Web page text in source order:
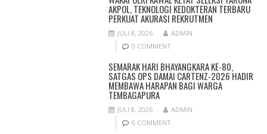
AKPOL, TEKNOLOGI KEDOKTERAN TERBARU
PERKUAT AKURASI REKRUTMEN
JULI 8, 2026
ADMIN
0 COMMENT
SEMARAK HARI BHAYANGKARA KE-80,
SATGAS OPS DAMAI CARTENZ-2026 HADIR
MEMBAWA HARAPAN BAGI WARGA
TEMBAGAPURA
JULI 8, 2026
ADMIN
0 COMMENT